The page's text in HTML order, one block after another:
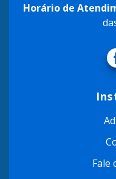
Horário de
Fale